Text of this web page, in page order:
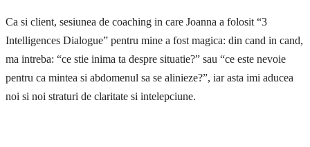
Ca si client, sesiunea de coaching in care Joanna a folosit “3
Intelligences Dialogue” pentru mine a fost magica: din cand in cand,
ma intreba: “ce stie inima ta despre situatie?” sau “ce este nevoie
pentru ca mintea si abdomenul sa se alinieze?”, iar asta imi aducea
noi si noi straturi de claritate si intelepciune.